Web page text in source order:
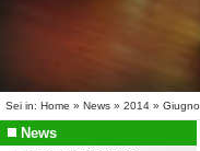
Sei in: Home » News » 2014 » Giugno
News